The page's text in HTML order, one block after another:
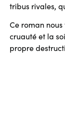
tribus rivales,
Ce roman
cruauté et la
propre